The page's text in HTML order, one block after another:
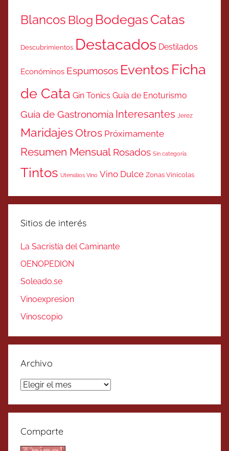
Blancos Blog BodegasCatas
Descubrimientos Destacados Destilados
Económinos Espumosos Eventos Ficha
de Cata Gin Tonics Guía de Enoturismo
Guía de Gastronomía Interesantes Jerez
MaridajesOtros Próximamente
Resumen Mensual Rosados Sin categoría
Tintos Utensilios Vino Vino Dulce Zonas Vinicolas
Sitios de interés
La Sacristía del Caminante
OENOPEDION
Soleado.se
Vinoexpresion
Vinoscopio
Archivo
Archivo
Comparte